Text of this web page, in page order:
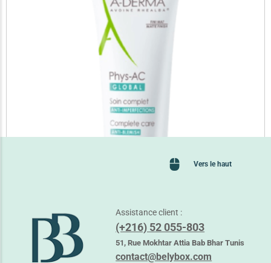
ADERMA PHYS-AC GLOBAL – CREME ANTI IMPERFECTIONS
44,350TND
Vers le haut
Assistance client :
(+216) 52 055-803
51, Rue Mokhtar Attia Bab Bhar Tunis
contact@belybox.com